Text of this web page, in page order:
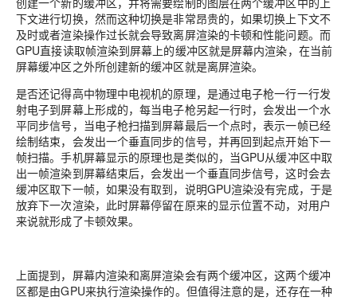
下文进行切换，然而这种切换是非常昂贵的，如果切换上下文不
及时或者渲染操作过长就会导致离屏渲染的卡顿和性能问题。而
GPU直接读取帧渲染到屏幕上的缓冲区就是屏幕内渲染，在当前
屏幕缓冲区之外所创建新的缓冲区就是离屏渲染。
是否还记得高中物理中电视机的原理，是通过电子枪一行一行发
射电子到屏幕上形成的，每当电子枪另起一行时，会发出一个水
平同步信号，当电子枪扫描到屏幕最后一个点时，表示一帧已经
绘制结束，会发出一个垂直同步的信号，并再回到起点开始下一
帧扫描。手机屏幕显示的原理也是类似的，当GPU从缓冲区中取
出一帧渲染到屏幕结束后，会发出一个垂直同步信号，这时会去
缓冲区取下一帧，如果没有取到，说明GPU渲染没有完成，于是
放弃下一次渲染，此时屏幕停留在原来的显示位置不动，对用户
来说就形成了卡顿效果。
上面提到，屏幕内渲染和离屏渲染会有两个缓冲区，这两个缓冲
区都是由GPU来执行渲染操作的。但值得注意的是，还存在一种